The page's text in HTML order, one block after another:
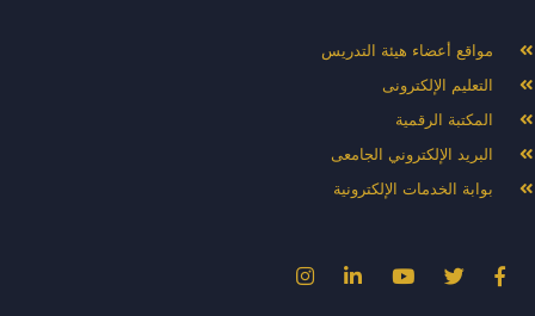
مواقع أعضاء هيئة التدريس
التعليم الإلكترونى
المكتبة الرقمية
البريد الإلكتروني الجامعى
بوابة الخدمات الإلكترونية